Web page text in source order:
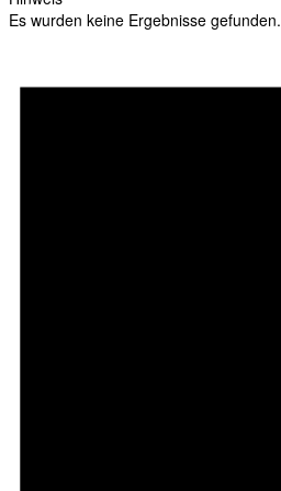
Es wurden keine Ergebnisse gefunden.